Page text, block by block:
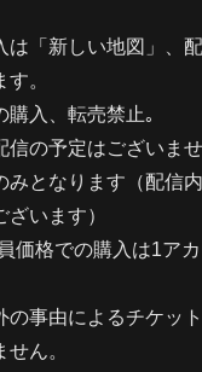
は「新しい地図」、
す。
購入、転売禁止｡
信の予定はございませ
みとなります（配信
います）
価格での購入は1ア
の事由によるチケッ
ん。